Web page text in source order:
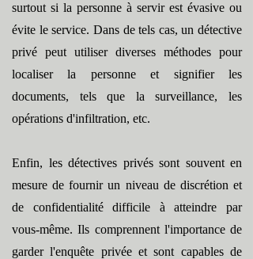
surtout si la personne à servir est évasive ou
évite le service. Dans de tels cas, un détective
privé peut utiliser diverses méthodes pour
localiser la personne et signifier les
documents, tels que la surveillance, les
opérations d'infiltration, etc.
Enfin, les détectives privés sont souvent en
mesure de fournir un niveau de discrétion et
de confidentialité difficile à atteindre par
vous-même. Ils comprennent l'importance de
garder l'enquête privée et sont capables de